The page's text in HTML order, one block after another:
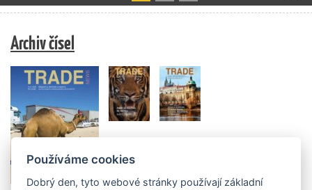
Archiv čísel
Používáme cookies
Dobrý den, tyto webové stránky používají základní